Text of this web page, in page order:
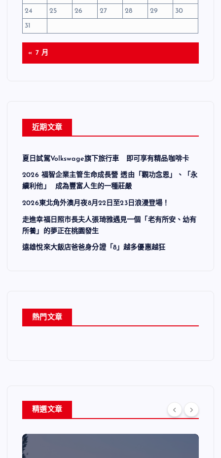
24
25 26 27 28 29
30
31
« 7 月
近期文章
夏日試駕Volkswage旗下旅行車 即可享有精品咖啡卡
2026 福智企業主管生命成長營 透由「觀功念恩」、「永
續利他」 成為豐富人生的一種莊嚴
2026東北角外澳月夜8月22日至23日浪漫登場！
走進幸福日照市長夫人張琦雅遇見一個「老有所安、幼有
所養」的夢正在桃園發生
遠雄悅來大飯店爸爸身分證「8」越多優惠越狂
熱門文章
精選文章